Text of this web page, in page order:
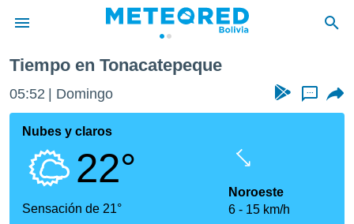
de
ha
calidad.
a este
Tiempo en Tonacatepeque
05:52 Domingo ...
Nubes y claros
22°
Sensación de 21°
Noroeste
6
15 km/h